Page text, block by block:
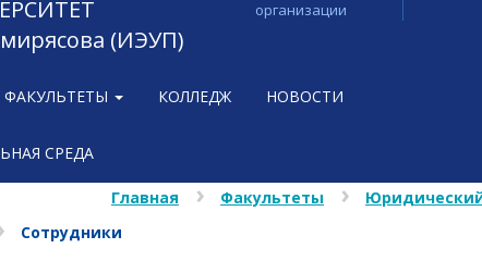
(ИЭУП)
организации
ФАКУЛЬТЕТЫ КОЛЛЕДЖ НОВОСТИ
СРЕДА
Главная Факультеты
Сотрудники